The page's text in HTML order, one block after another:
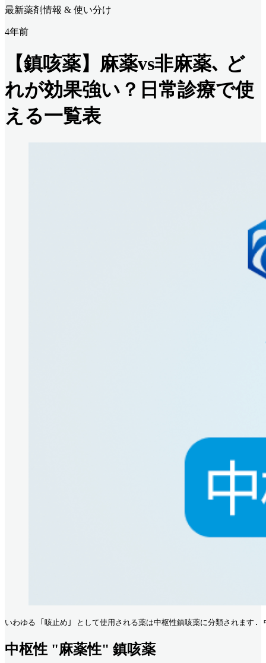
最新薬剤情報 & 使い分け
4年前
【鎮咳薬】麻薬vs非麻薬､ ど
れが効果強い？日常診療で使
える一覧表
いわゆる ｢咳止め｣ として使用される薬は中枢性鎮咳薬に分類されます
中枢性 "麻薬性" 鎮咳薬